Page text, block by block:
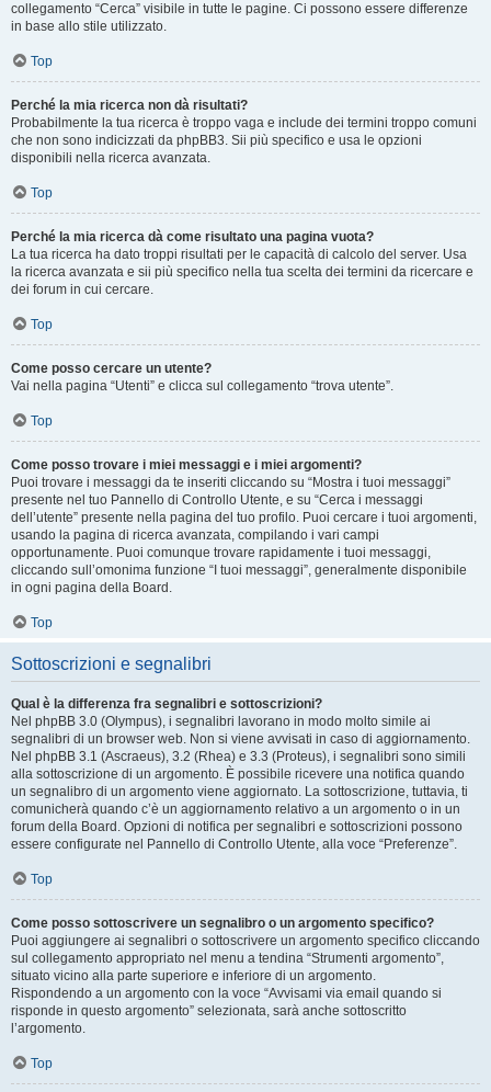
collegamento “Cerca” visibile in tutte le pagine. Ci possono essere differenze
in base allo stile utilizzato.
Top
Perché la mia ricerca non dà risultati?
Probabilmente la tua ricerca è troppo vaga e include dei termini troppo comuni
che non sono indicizzati da phpBB3. Sii più specifico e usa le opzioni
disponibili nella ricerca avanzata.
Top
Perché la mia ricerca dà come risultato una pagina vuota?
La tua ricerca ha dato troppi risultati per le capacità di calcolo del server. Usa
la ricerca avanzata e sii più specifico nella tua scelta dei termini da ricercare e
dei forum in cui cercare.
Top
Come posso cercare un utente?
Vai nella pagina “Utenti” e clicca sul collegamento “trova utente”.
Top
Come posso trovare i miei messaggi e i miei argomenti?
Puoi trovare i messaggi da te inseriti cliccando su “Mostra i tuoi messaggi”
presente nel tuo Pannello di Controllo Utente, e su “Cerca i messaggi
dell’utente” presente nella pagina del tuo profilo. Puoi cercare i tuoi argomenti,
usando la pagina di ricerca avanzata, compilando i vari campi
opportunamente. Puoi comunque trovare rapidamente i tuoi messaggi,
cliccando sull’omonima funzione “I tuoi messaggi”, generalmente disponibile
in ogni pagina della Board.
Top
Sottoscrizioni e segnalibri
Qual è la differenza fra segnalibri e sottoscrizioni?
Nel phpBB 3.0 (Olympus), i segnalibri lavorano in modo molto simile ai
segnalibri di un browser web. Non si viene avvisati in caso di aggiornamento.
Nel phpBB 3.1 (Ascraeus), 3.2 (Rhea) e 3.3 (Proteus), i segnalibri sono simili
alla sottoscrizione di un argomento. È possibile ricevere una notifica quando
un segnalibro di un argomento viene aggiornato. La sottoscrizione, tuttavia, ti
comunicherà quando c’è un aggiornamento relativo a un argomento o in un
forum della Board. Opzioni di notifica per segnalibri e sottoscrizioni possono
essere configurate nel Pannello di Controllo Utente, alla voce “Preferenze”.
Top
Come posso sottoscrivere un segnalibro o un argomento specifico?
Puoi aggiungere ai segnalibri o sottoscrivere un argomento specifico cliccando
sul collegamento appropriato nel menu a tendina “Strumenti argomento”,
situato vicino alla parte superiore e inferiore di un argomento.
Rispondendo a un argomento con la voce “Avvisami via email quando si
risponde in questo argomento” selezionata, sarà anche sottoscritto
l’argomento.
Top